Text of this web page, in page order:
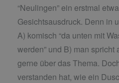
“Neulingen” ein erstmal
Gesichtsausdruck. Denn in
A) komisch “da unten mit
werden” und B) man
gerne über das Thema.
verstanden hat, wie ein